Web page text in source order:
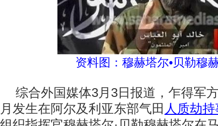
资料图：穆赫塔尔•贝勒穆
综合外国媒体3月3日报道，乍得军
月发生在阿尔及利亚东部气田 人质劫